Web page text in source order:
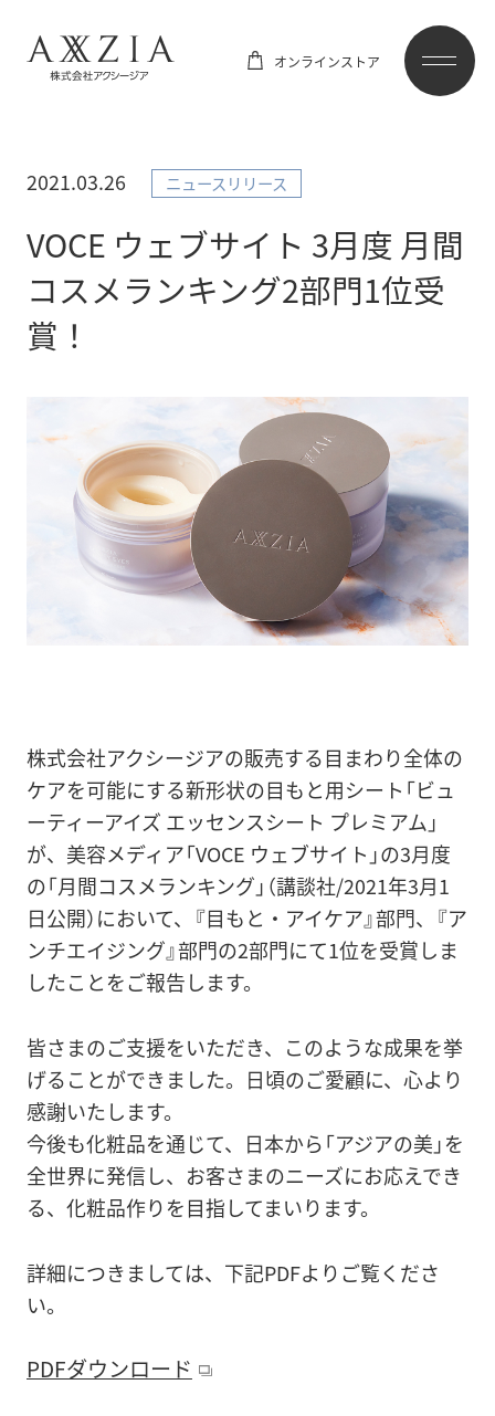
オンラインストア
2021.03.26 ニュースリリース
VOCE ウェブサイト 3月度 月間
コスメランキング2部門1位受
賞！
株式会社アクシージアの販売する目まわり全体の
ケアを可能にする新形状の目もと用シート「ビュ
ーティーアイズ エッセンスシート プレミアム」
が、美容メディア「VOCE ウェブサイト」の3月度
の「月間コスメランキング」（講談社/2021年3月1
日公開）において、『目もと・アイケア』部門、『ア
ンチエイジング』部門の2部門にて1位を受賞しま
したことをご報告します。
皆さまのご支援をいただき、このような成果を挙
げることができました。日頃のご愛顧に、心より
感謝いたします。
今後も化粧品を通じて、日本から「アジアの美」を
全世界に発信し、お客さまのニーズにお応えでき
る、化粧品作りを目指してまいります。
詳細につきましては、下記PDFよりご覧くださ
い。
PDFダウンロード